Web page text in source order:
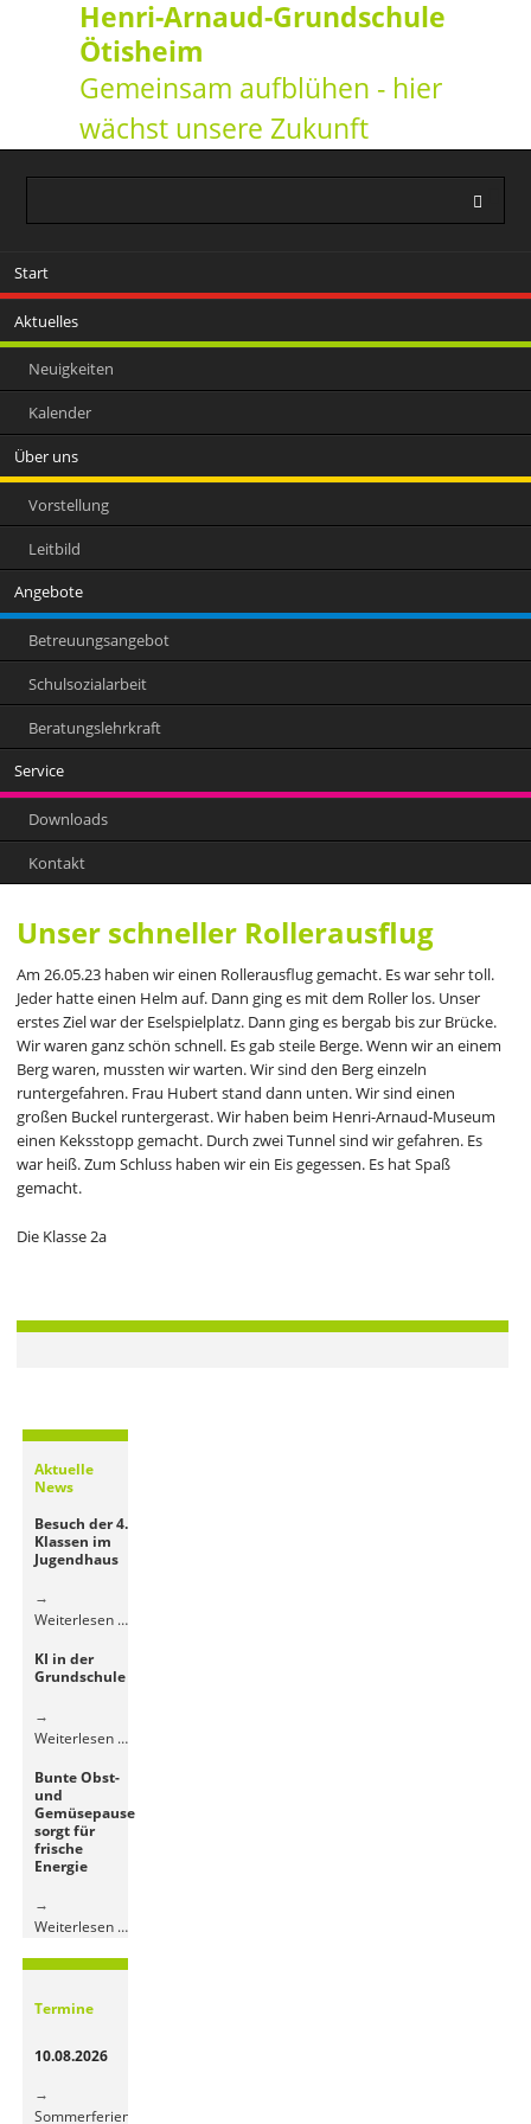
Henri-Arnaud-Grundschule
Ötisheim
Gemeinsam aufblühen - hier
wächst unsere Zukunft
überspringen
Start
Aktuelles
Neuigkeiten
Kalender
Über uns
Vorstellung
Leitbild
Angebote
Betreuungsangebot
Schulsozialarbeit
Beratungslehrkraft
Service
Downloads
Kontakt
Unser schneller Rollerausflug
Am 26.05.23 haben wir einen Rollerausflug gemacht. Es war sehr toll.
Jeder hatte einen Helm auf. Dann ging es mit dem Roller los. Unser
erstes Ziel war der Eselspielplatz. Dann ging es bergab bis zur Brücke.
Wir waren ganz schön schnell. Es gab steile Berge. Wenn wir an einem
Berg waren, mussten wir warten. Wir sind den Berg einzeln
runtergefahren. Frau Hubert stand dann unten. Wir sind einen
großen Buckel runtergerast. Wir haben beim Henri-Arnaud-Museum
einen Keksstopp gemacht. Durch zwei Tunnel sind wir gefahren. Es
war heiß. Zum Schluss haben wir ein Eis gegessen. Es hat Spaß
gemacht.
Die Klasse 2a
Aktuelle
News
Besuch der 4.
Klassen im
Jugendhaus
Weiterlesen …Besuch
KI in der
Grundschule
Weiterlesen …KI
Bunte Obst-
und
Gemüsepause
sorgt für
frische
Energie
Weiterlesen …Bunte
und
Termine
10.08.2026
Sommerferien